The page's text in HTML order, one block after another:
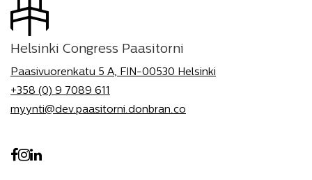
Helsinki Congress Paasitorni
Paasivuorenkatu 5 A, FIN-00530 Helsinki
+358 (0) 9 7089 611
myynti@dev.paasitorni.donbran.co